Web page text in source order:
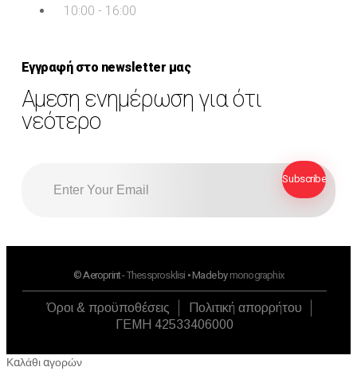
10:00 - 16:00
Εγγραφή στο newsletter μας
Αμεση ενημέρωση για ότι
νεότερο
© Aeroprint -Thessprosklisi • Made bymonographix
Όροι & προϋποθέσεις
Πολιτική απορρήτου
ΓΕΜΗ 42533406000
Καλάθι αγορών